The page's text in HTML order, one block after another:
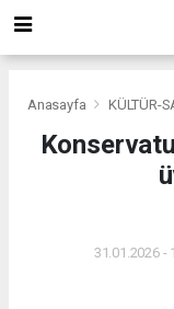
Anasayfa KÜLTÜR-
31.01.2026 -